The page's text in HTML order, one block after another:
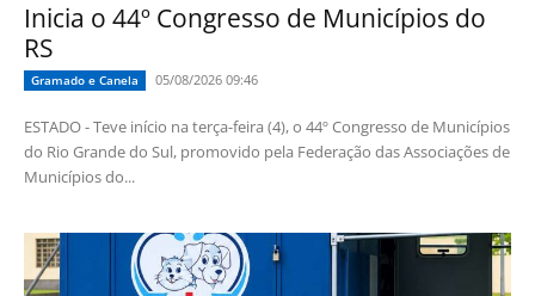
Inicia o 44º Congresso de Municípios do
RS
Gramado e Canela 05/08/2026 09:46
ESTADO - Teve início na terça-feira (4), o 44º Congresso de Municípios
do Rio Grande do Sul, promovido pela Federação das Associações de
Municípios do...